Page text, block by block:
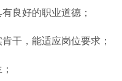
良好的职业道德；
干，能适应岗位要求；